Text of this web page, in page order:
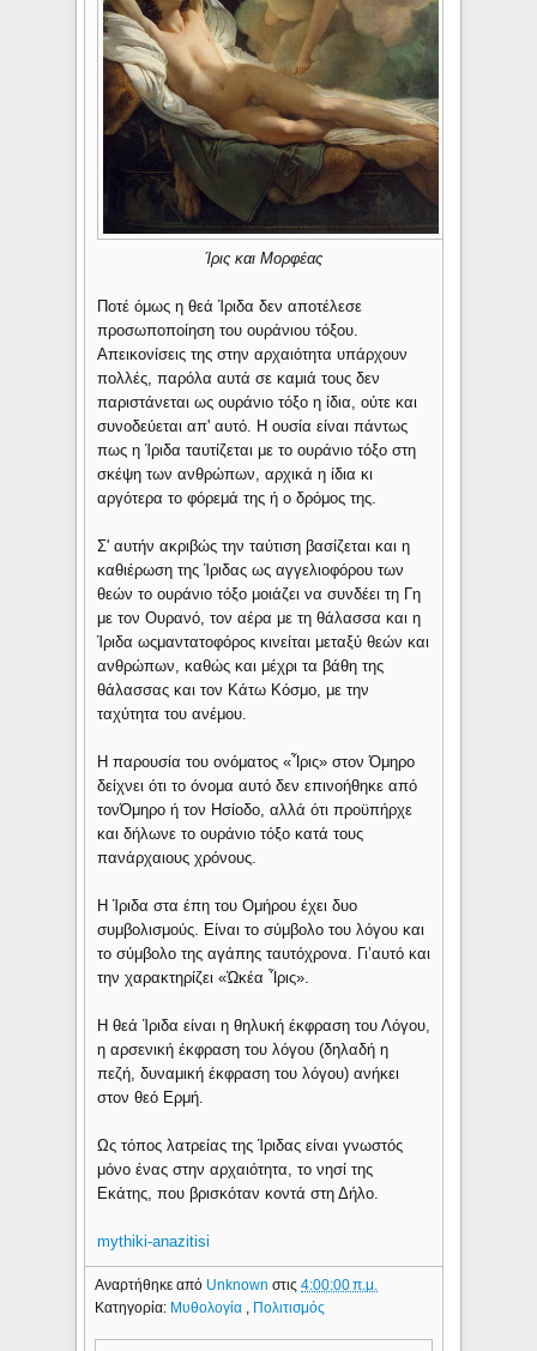
Ίρις και Μορφέας
Ποτέ όμως η θεά Ίριδα δεν αποτέλεσε
προσωποποίηση του ουράνιου τόξου.
Απεικονίσεις της στην αρχαιότητα υπάρχουν
πολλές, παρόλα αυτά σε καμιά τους δεν
παριστάνεται ως ουράνιο τόξο η ίδια, ούτε και
συνοδεύεται απ' αυτό. Η ουσία είναι πάντως
πως η Ίριδα ταυτίζεται με το ουράνιο τόξο στη
σκέψη των ανθρώπων, αρχικά η ίδια κι
αργότερα το φόρεμά της ή ο δρόμος της.
Σ' αυτήν ακριβώς την ταύτιση βασίζεται και η
καθιέρωση της Ίριδας ως αγγελιοφόρου των
θεών το ουράνιο τόξο μοιάζει να συνδέει τη Γη
με τον Ουρανό, τον αέρα με τη θάλασσα και η
Ίριδα ωςμαντατοφόρος κινείται μεταξύ θεών και
ανθρώπων, καθώς και μέχρι τα βάθη της
θάλασσας και τον Κάτω Κόσμο, με την
ταχύτητα του ανέμου.
Η παρουσία του ονόματος «Ἶρις» στον Όμηρο
δείχνει ότι το όνομα αυτό δεν επινοήθηκε από
τονΌμηρο ή τον Ησίοδο, αλλά ότι προϋπήρχε
και δήλωνε το ουράνιο τόξο κατά τους
πανάρχαιους χρόνους.
Η Ίριδα στα έπη του Ομήρου έχει δυο
συμβολισμούς. Είναι το σύμβολο του λόγου και
το σύμβολο της αγάπης ταυτόχρονα. Γι’αυτό και
την χαρακτηρίζει «Ὠκέα Ἶρις».
Η θεά Ίριδα είναι η θηλυκή έκφραση του Λόγου,
η αρσενική έκφραση του λόγου (δηλαδή η
πεζή, δυναμική έκφραση του λόγου) ανήκει
στον θεό Ερμή.
Ως τόπος λατρείας της Ίριδας είναι γνωστός
μόνο ένας στην αρχαιότητα, το νησί της
Εκάτης, που βρισκόταν κοντά στη Δήλο.
mythiki-anazitisi
Αναρτήθηκε από Unknownστις4:00:00 π.μ.
Κατηγορία: Μυθολογία , Πολιτισμός